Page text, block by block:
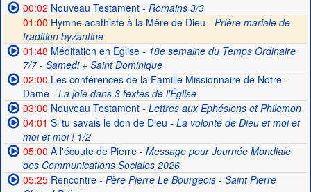
00:02 Nouveau Testament- Romains 3/3
01:00 Hymne acathiste à la Mère de Dieu - Prière mariale de
tradition byzantine
01:48 Méditation en Eglise- 18e semaine du Temps Ordinaire
7/7 - Samedi + Saint Dominique
02:00 Les conférences de la Famille Missionnaire de Notre-
Dame- La joie dans 3 textes de l'Église
03:00 Nouveau Testament- Lettres aux Ephésiens et Philemon
04:01 Si tu savais le don de Dieu - La volonté de Dieu et moi et
moi et moi ! 1/2
05:00 A l'écoute de Pierre- Message pour Journée Mondiale
des Communications Sociales 2026
05:25Rencontre- Père Pierre Le Bourgeois - Saint Pierre